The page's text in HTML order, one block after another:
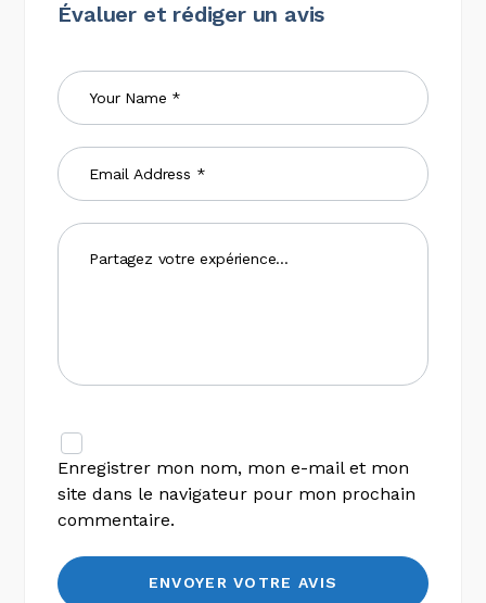
Évaluer et rédiger un avis
Enregistrer mon nom, mon e-mail et mon
site dans le navigateur pour mon prochain
commentaire.